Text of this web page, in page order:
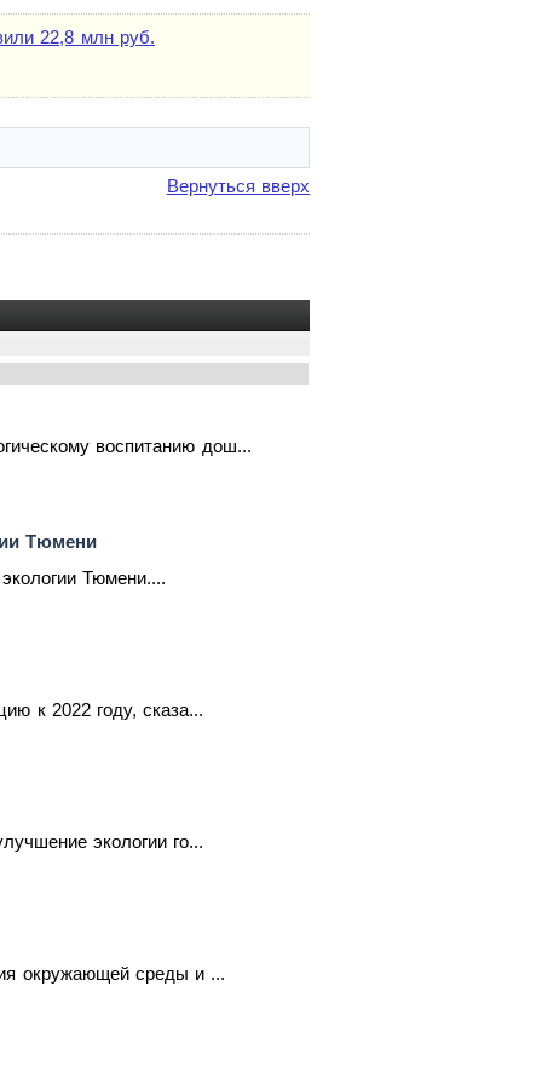
22,8 млн руб.
Вернуться вверх
воспитанию дош...
Тюмени
Тюмени....
к 2022 году, сказа...
экологии го...
окружающей среды и ...